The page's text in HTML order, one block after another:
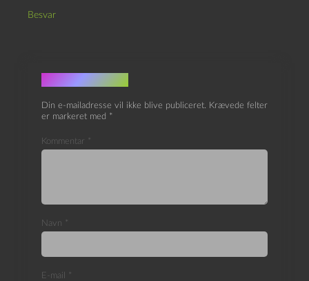
Besvar
Skriv et svar
Din e-mailadresse vil ikke blive publiceret. Krævede felter
er markeret med *
Kommentar *
Navn *
E-mail *